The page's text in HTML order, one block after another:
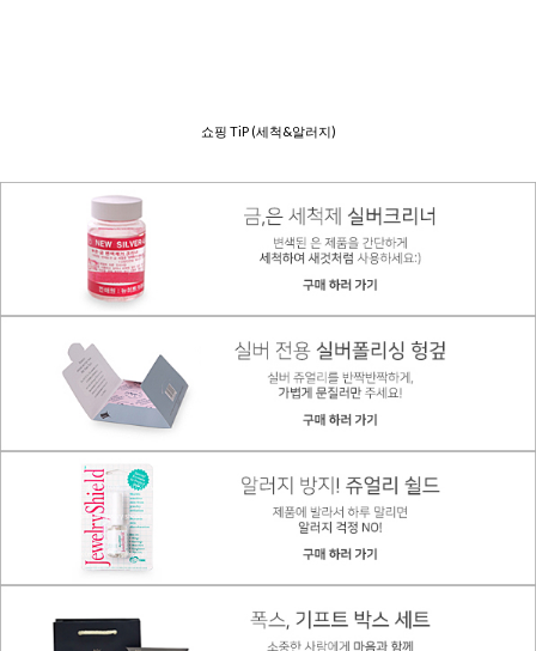
쇼핑 TiP (세척&알러지)